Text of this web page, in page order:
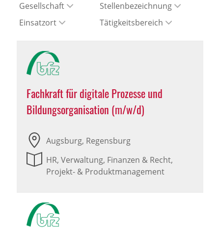
Gesellschaft
Stellenbezeichnung
Einsatzort
Tätigkeitsbereich
Fachkraft für digitale Prozesse und
Bildungsorganisation (m/w/d)
Augsburg, Regensburg
HR, Verwaltung, Finanzen & Recht,
Projekt- & Produktmanagement